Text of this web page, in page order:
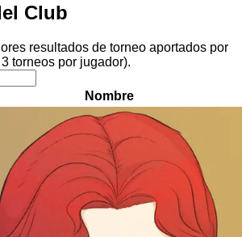
Club
resultados de torneo aportados por
torneos por jugador).
Nombre